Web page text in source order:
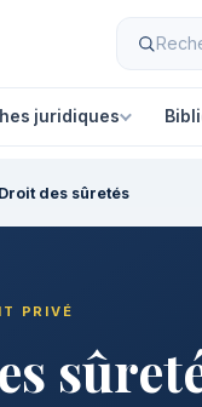
juridiques
Droit des sûretés
PRIVÉ